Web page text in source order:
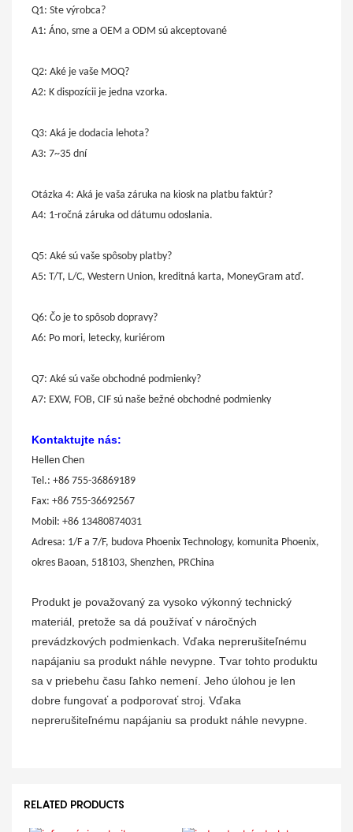
Q1: Ste výrobca?
A1: Áno, sme a OEM a ODM sú akceptované
Q2: Aké je vaše MOQ?
A2: K dispozícii je jedna vzorka.
Q3: Aká je dodacia lehota?
A3: 7~35 dní
Otázka 4: Aká je vaša záruka na kiosk na platbu faktúr?
A4: 1-ročná záruka od dátumu odoslania.
Q5: Aké sú vaše spôsoby platby?
A5: T/T, L/C, Western Union, kreditná karta, MoneyGram atď.
Q6: Čo je to spôsob dopravy?
A6: Po mori, letecky, kuriérom
Q7: Aké sú vaše obchodné podmienky?
A7: EXW, FOB, CIF sú naše bežné obchodné podmienky
Kontaktujte nás:
Hellen Chen
Tel.: +86 755-36869189
Fax: +86 755-36692567
Mobil: +86 13480874031
Adresa: 1/F a 7/F, budova Phoenix Technology, komunita Phoenix,
okres Baoan, 518103, Shenzhen, PRChina
Produkt je považovaný za vysoko výkonný technický
materiál, pretože sa dá používať v náročných
prevádzkových podmienkach. Vďaka neprerušiteľnému
napájaniu sa produkt náhle nevypne. Tvar tohto produktu
sa v priebehu času ľahko nemení. Jeho úlohou je len
dobre fungovať a podporovať stroj. Vďaka
neprerušiteľnému napájaniu sa produkt náhle nevypne.
RELATED PRODUCTS